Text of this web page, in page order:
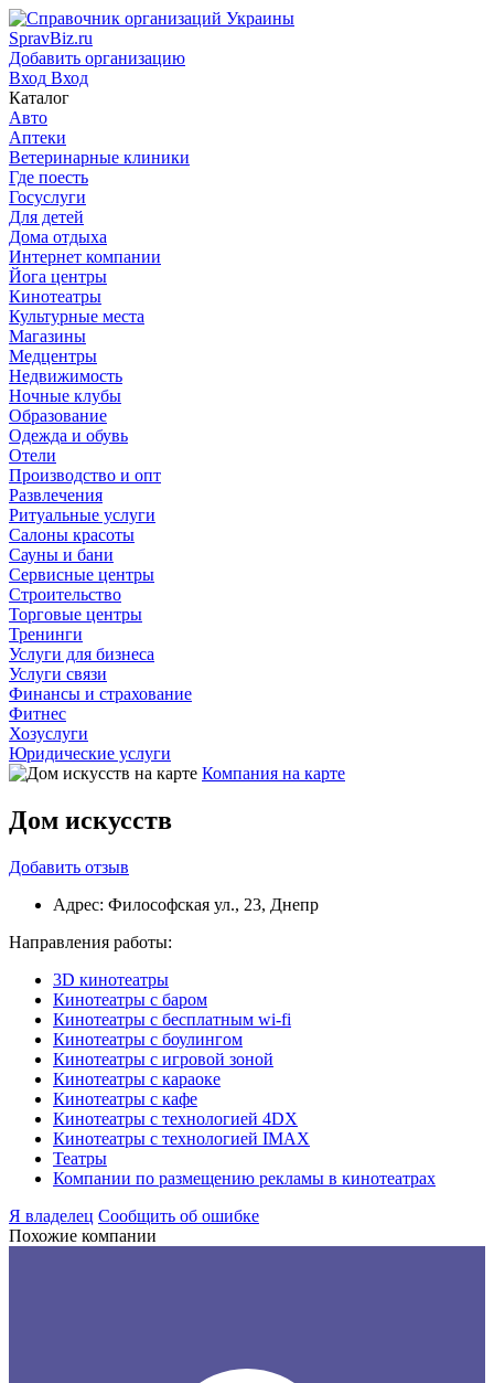
SpravBiz.ru
Добавить организацию
Вход Вход
Каталог
Авто
Аптеки
Ветеринарные клиники
Где поесть
Госуслуги
Для детей
Дома отдыха
Интернет компании
Йога центры
Кинотеатры
Культурные места
Магазины
Медцентры
Недвижимость
Ночные клубы
Образование
Одежда и обувь
Отели
Производство и опт
Развлечения
Ритуальные услуги
Салоны красоты
Сауны и бани
Сервисные центры
Строительство
Торговые центры
Тренинги
Услуги для бизнеса
Услуги связи
Финансы и страхование
Фитнес
Хозуслуги
Юридические услуги
Компания на карте
Дом искусств
Добавить отзыв
Адрес: Философская ул., 23, Днепр
Направления работы:
3D кинотеатры
Кинотеатры с баром
Кинотеатры с бесплатным wi-fi
Кинотеатры с боулингом
Кинотеатры с игровой зоной
Кинотеатры с караоке
Кинотеатры с кафе
Кинотеатры с технологией 4DX
Кинотеатры с технологией IMAX
Театры
Компании по размещению рекламы в кинотеатрах
Я владелец Сообщить об ошибке
Похожие компании